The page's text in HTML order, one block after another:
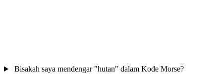
Bisakah saya mendengar "hutan" dalam Kode Morse?